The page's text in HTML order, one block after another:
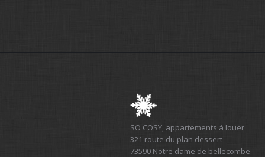
SO COSY, appartements à louer
321 route du plan dessert
73590 Notre dame de bellecombe